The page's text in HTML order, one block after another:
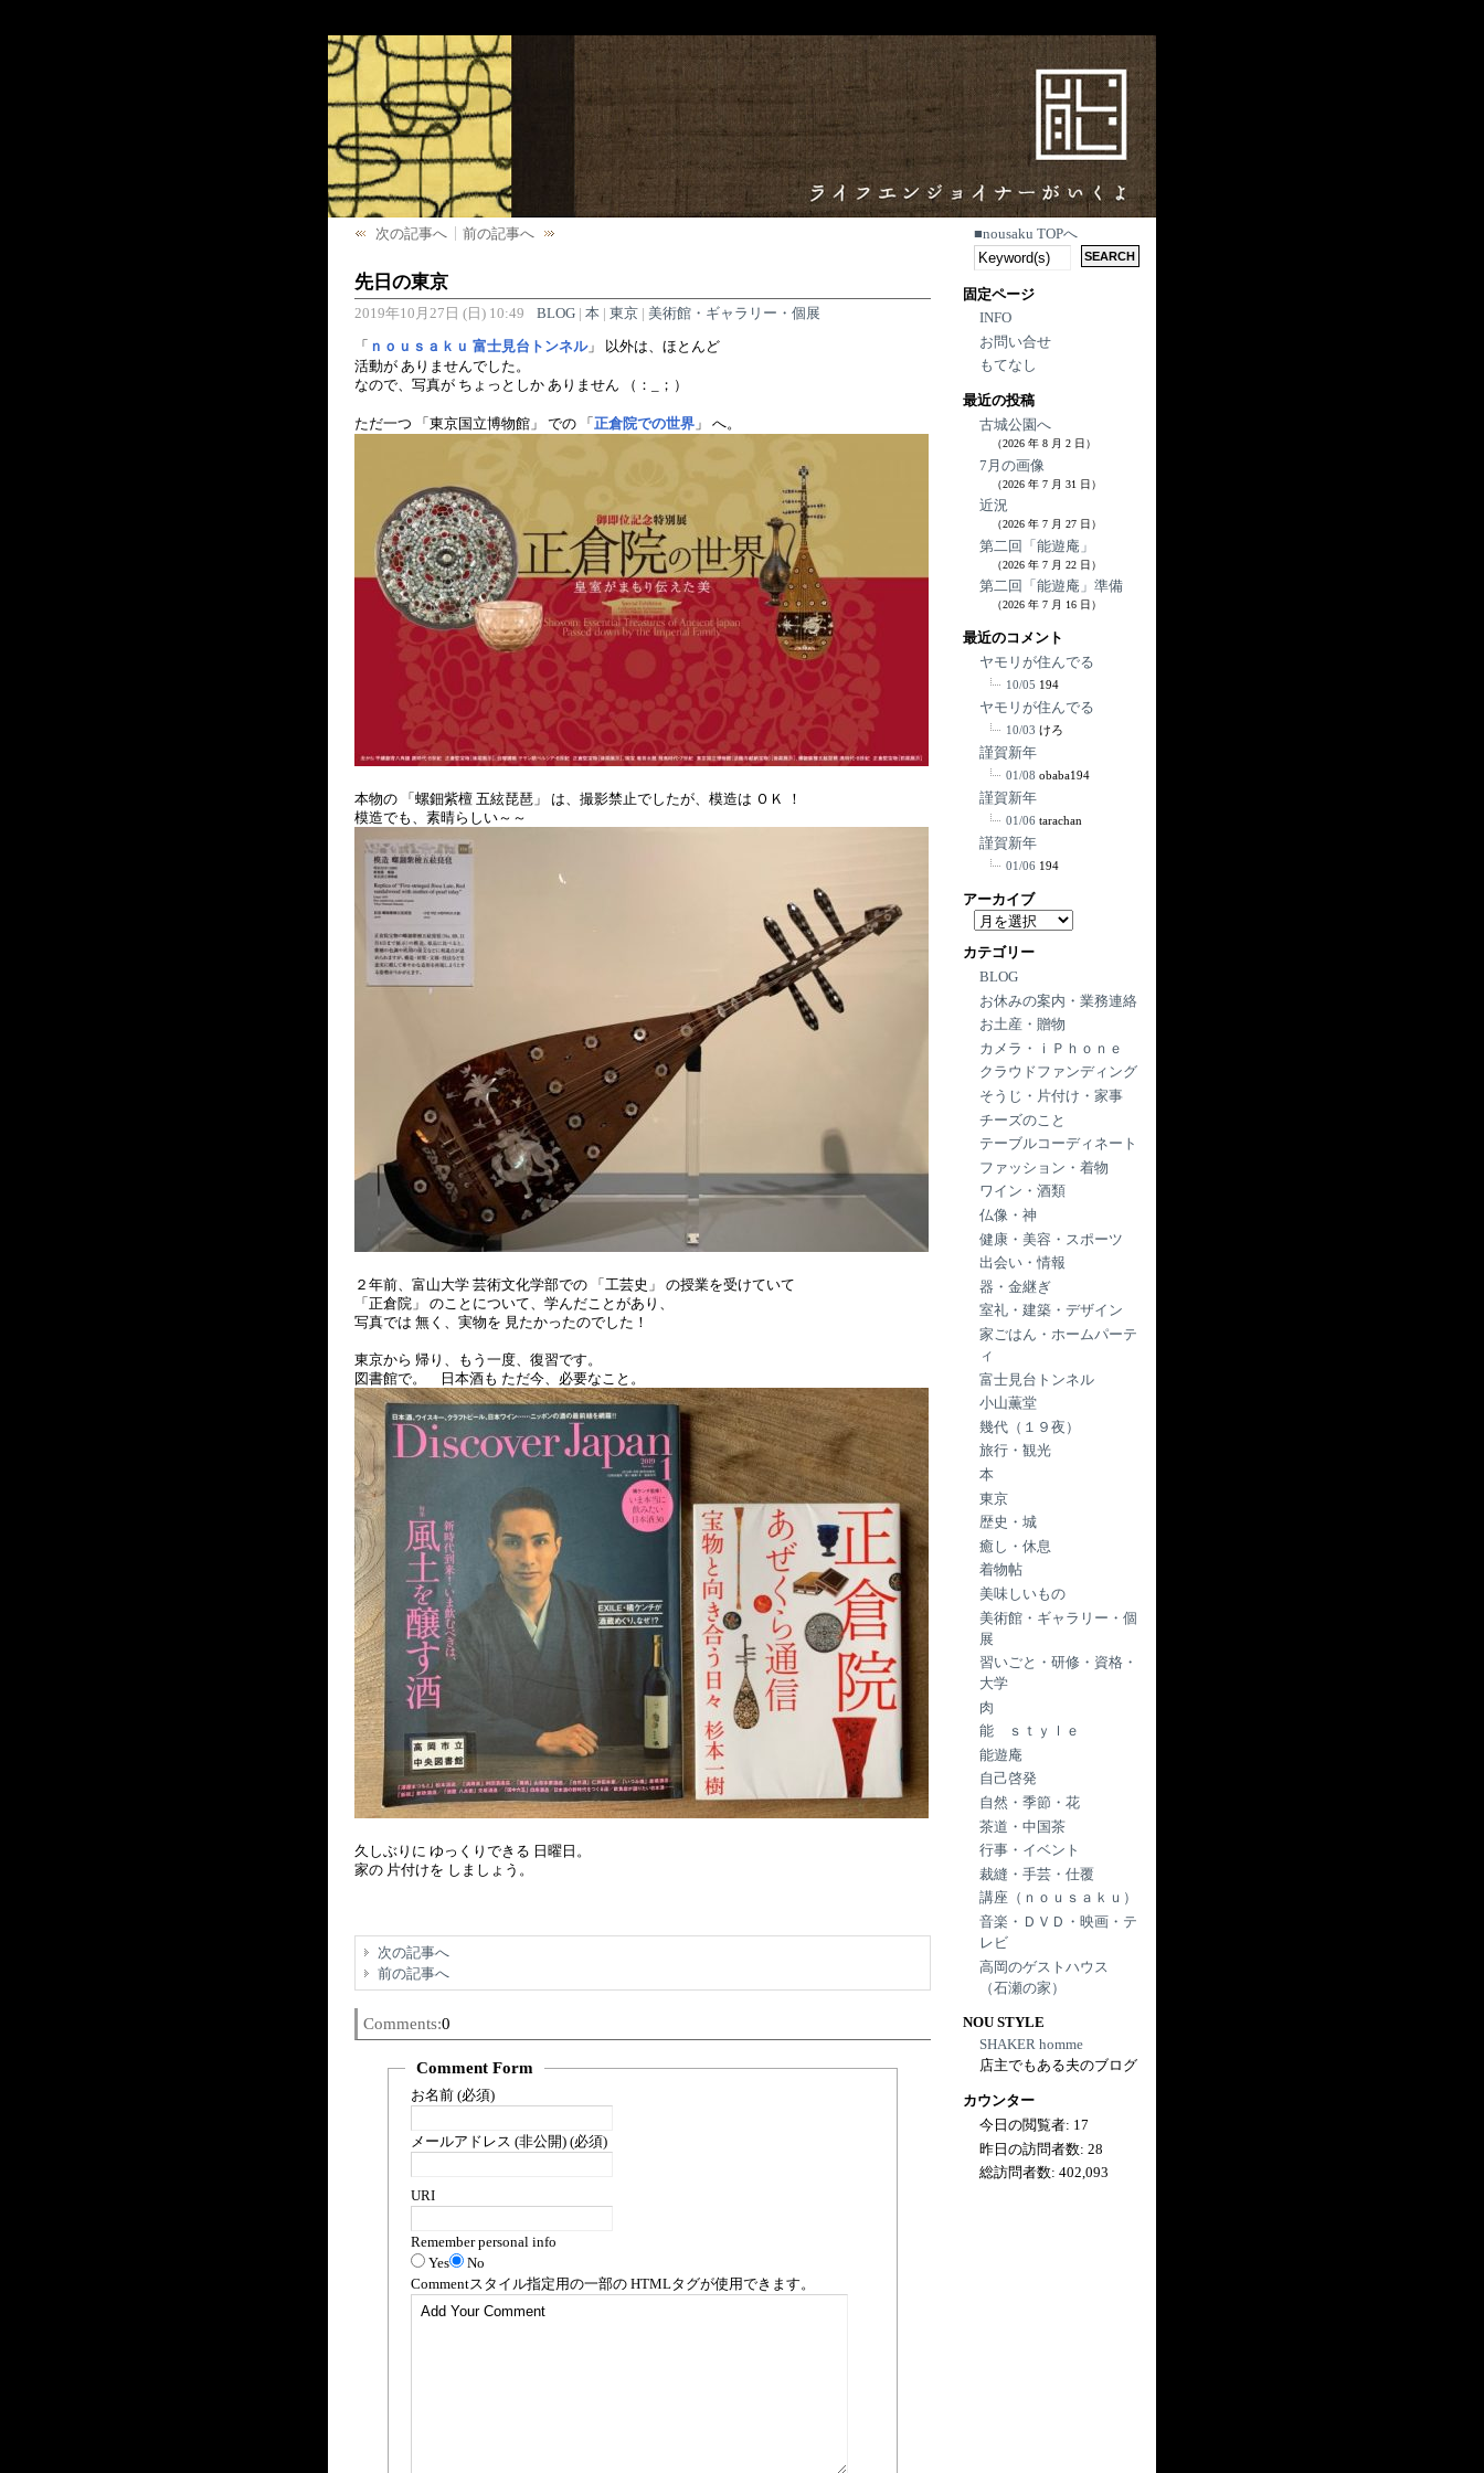
次の記事へ 前の記事へ
先日の東京
2019年10月27日 (日) 10:49 BLOG| 本| 東京| 美術館・ギャラリー・個展
「 ｎｏｕｓａｋｕ 富士見台トンネル」 以外は、ほとんど
活動が ありませんでした。
なので、写真が ちょっとしか ありません （：_；）
ただ一つ 「東京国立博物館」 での 「 正倉院での世界 」 へ。
本物の 「螺鈿紫檀 五絃琵琶」 は、撮影禁止でしたが、模造は ＯＫ ！
模造でも、素晴らしい～～
２年前、富山大学 芸術文化学部での 「工芸史」 の授業を受けていて
「正倉院」 のことについて、学んだことがあり、
写真では 無く、実物を 見たかったのでした！
東京から 帰り、もう一度、復習です。
図書館で。 日本酒も ただ今、必要なこと。
久しぶりに ゆっくりできる 日曜日。
家の 片付けを しましょう。
次の記事へ
前の記事へ
Comments:0
Comment Form
お名前 (必須)
メールアドレス (非公開) (必須)
URI
Remember personal info
Yes
No
Commentスタイル指定用の一部の HTMLタグが使用できます。
■nousaku TOPへ
固定ページ
INFO
お問い合せ
もてなし
最近の投稿
古城公園へ
（2026 年 8 月 2 日）
7月の画像
（2026 年 7 月 31 日）
近況
（2026 年 7 月 27 日）
第二回「能遊庵」
（2026 年 7 月 22 日）
第二回「能遊庵」準備
（2026 年 7 月 16 日）
最近のコメント
ヤモリが住んでる
10/05 194
ヤモリが住んでる
10/03 けろ
謹賀新年
01/08 obaba194
謹賀新年
01/06 tarachan
謹賀新年
01/06 194
アーカイブ
ア
カ
イ
ブ
カテゴリー
BLOG
お休みの案内・業務連絡
お土産・贈物
カメラ・ｉＰｈｏｎｅ
クラウドファンディング
そうじ・片付け・家事
チーズのこと
テーブルコーディネート
ファッション・着物
ワイン・酒類
仏像・神
健康・美容・スポーツ
出会い・情報
器・金継ぎ
室礼・建築・デザイン
家ごはん・ホームパーテ
ィ
富士見台トンネル
小山薫堂
幾代（１９夜）
旅行・観光
本
東京
歴史・城
癒し・休息
着物帖
美味しいもの
美術館・ギャラリー・個
展
習いごと・研修・資格・
大学
肉
能 ｓｔｙｌｅ
能遊庵
自己啓発
自然・季節・花
茶道・中国茶
行事・イベント
裁縫・手芸・仕覆
講座（ｎｏｕｓａｋｕ）
音楽・ＤＶＤ・映画・テ
レビ
高岡のゲストハウス
（石瀬の家）
NOU STYLE
SHAKER homme
店主でもある夫のブログ
カウンター
今日の閲覧者: 17
昨日の訪問者数:28
総訪問者数:402,093